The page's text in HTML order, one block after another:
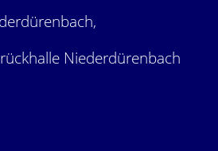
Niederdürenbach